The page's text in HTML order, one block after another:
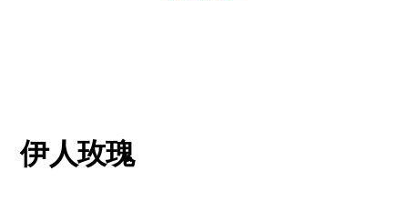
伊人玫瑰